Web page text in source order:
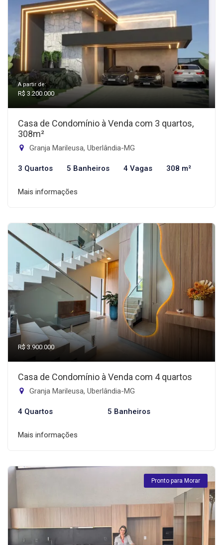
A partir de:
R$ 3.200.000
Casa de Condomínio à Venda com 3 quartos,
308m²
Granja Marileusa, Uberlândia-MG
3 Quartos 5 Banheiros 4 Vagas 308 m²
Mais informações
R$ 3.900.000
Casa de Condomínio à Venda com 4 quartos
Granja Marileusa, Uberlândia-MG
4 Quartos 5 Banheiros
Mais informações
Pronto para Morar